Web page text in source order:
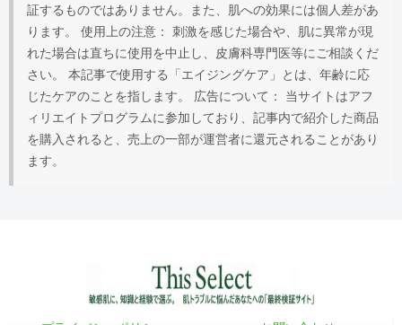
証するものではありません。また、肌への効果には個人差があ
ります。 使用上の注意： 刺激を感じた場合や、肌に異常が現
れた場合は直ちに使用を中止し、皮膚科専門医等にご相談くだ
さい。 本記事で使用する「エイジングケア」とは、年齢に応
じたケアのことを指します。 広告について： 当サイトはアフ
ィリエイトプログラムに参加しており、記事内で紹介した商品
を購入されると、売上の一部が運営者に還元されることがあり
ます。